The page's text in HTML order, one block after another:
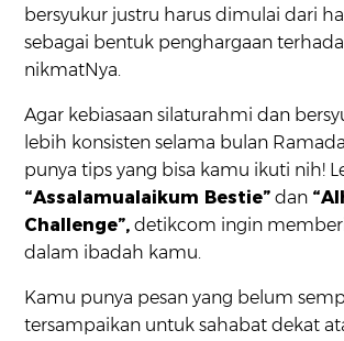
bersyukur justru harus dimulai dari
sebagai bentuk penghargaan
nikmatNya.
Agar kebiasaan silaturahmi dan
lebih konsisten selama bulan
punya tips yang bisa kamu ikuti nih!
“Assalamualaikum Bestie” dan
Challenge”, detikcom ingin
dalam ibadah kamu.
Kamu punya pesan yang belum
tersampaikan untuk sahabat dekat